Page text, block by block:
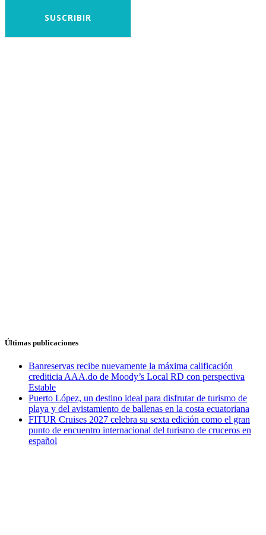
Últimas publicaciones
Banreservas recibe nuevamente la máxima calificación
crediticia AAA.do de Moody’s Local RD con perspectiva
Estable
Puerto López, un destino ideal para disfrutar de turismo de
playa y del avistamiento de ballenas en la costa ecuatoriana
FITUR Cruises 2027 celebra su sexta edición como el gran
punto de encuentro internacional del turismo de cruceros en
español